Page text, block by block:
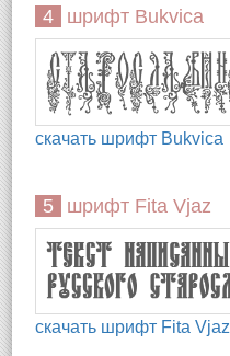
4 шрифт Bukvica
скачать шрифт Bukvica
5 шрифт Fita Vjaz
скачать шрифт Fita Vjaz